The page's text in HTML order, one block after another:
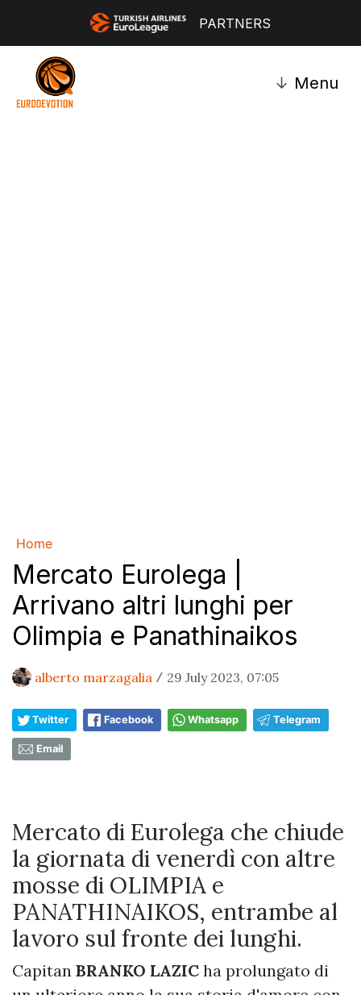
PARTNERS
↓ Menu
Home
Mercato Eurolega |
Arrivano altri lunghi per
Olimpia e Panathinaikos
alberto marzagalia / 29 July 2023, 07:05
Twitter Facebook Whatsapp Telegram
Email
Mercato di Eurolega che chiude
la giornata di venerdì con altre
mosse di OLIMPIA e
PANATHINAIKOS, entrambe al
lavoro sul fronte dei lunghi.
Capitan BRANKO LAZIC ha prolungato di